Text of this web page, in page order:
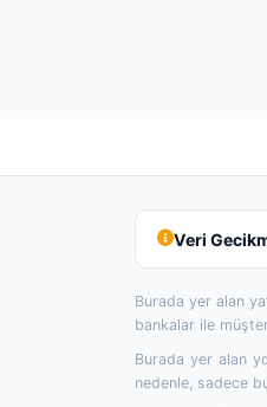
Veri
Burada yer alan
bankalar ile
Burada yer alan
nedenle, sadece